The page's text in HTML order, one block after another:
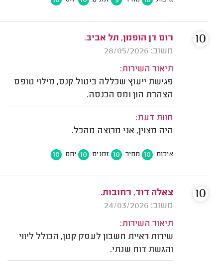
רום דן הופמן, תל אביב.
משוב: 28/05/2026
תיאור השירות:
פגישת ייעוץ שכללה ביטול קנס, מילוי טופס
הצהרת הון ומס הכנסה.
חוות דעת:
היה מצוין, אני מרוצה מהכל.
איכות 10 מחיר 10 זמנים 10 יחס 10
10
צאלה דוד, רחובות.
משוב: 24/03/2026
תיאור השירות:
שירות ראיית חשבון לעסק קטן, הכולל ליווי
והגשת דוח שנתי.
10